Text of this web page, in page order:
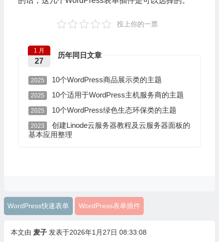
投上你的一票
历年同日文章
1 月
27
2025 10个WordPress商品展示类的主题
2025 10个适用于WordPress主机服务商的主题
2025 10个WordPress绿色生态环保类的主题
2023
创建Linode云服务器教程及云服务器面板的
基本应用整理
WordPress快速表单 WordPress表单插件
本文由 麦子 发表于2026年1月27日 08:33:08